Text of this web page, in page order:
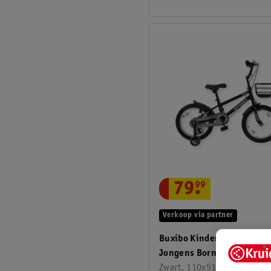
Buxibo Kinderfiets Voor
Jongens Borneo 16 Inch
Zwart, 110x51x75 cm
Verkoop via partner
79.
99